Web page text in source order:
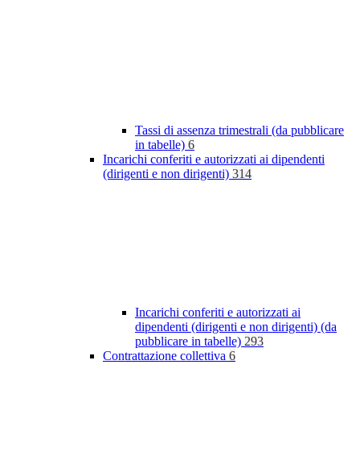
Tassi di assenza trimestrali (da pubblicare
in tabelle) 6
Incarichi conferiti e autorizzati ai dipendenti
(dirigenti e non dirigenti) 314
Incarichi conferiti e autorizzati ai
dipendenti (dirigenti e non dirigenti) (da
pubblicare in tabelle) 293
Contrattazione collettiva 6